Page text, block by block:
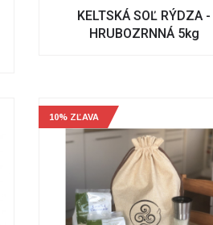
KELTSKÁ SOĽ RÝDZA -
HRUBOZRNNÁ 5kg
10% ZĽAVA